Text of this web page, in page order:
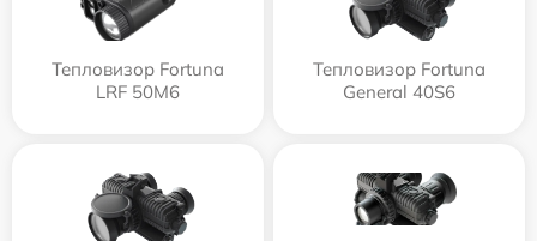
Тепловизор Fortuna
LRF 50M6
Тепловизор Fortuna
General 40S6